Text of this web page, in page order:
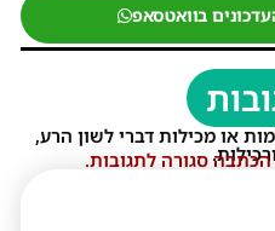
בוואטסאפ
או מכילות דברי לשון הרע,
הכתבה סגורה לתגובות.